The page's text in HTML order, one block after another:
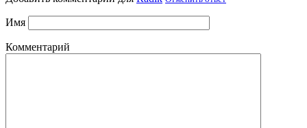
Имя
Комментарий